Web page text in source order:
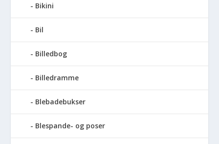
Bikini
Bil
Billedbog
Billedramme
Blebadebukser
Blespande- og poser